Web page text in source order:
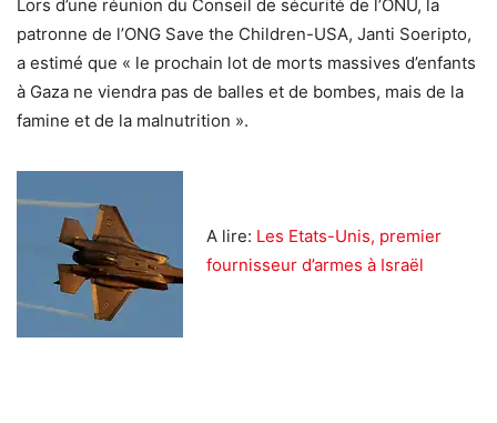
Lors d’une réunion du Conseil de sécurité de l’ONU, la
patronne de l’ONG Save the Children-USA, Janti Soeripto,
a estimé que « le prochain lot de morts massives d’enfants
à Gaza ne viendra pas de balles et de bombes, mais de la
famine et de la malnutrition ».
A lire: Les Etats-Unis, premier
fournisseur d’armes à Israël